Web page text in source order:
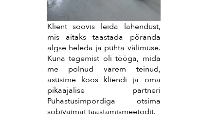
Klient soovis leida lahendust,
mis aitaks taastada põranda
algse heleda ja puhta välimuse.
Kuna tegemist oli tööga, mida
me polnud varem teinud,
asusime koos kliendi ja oma
pikaajalise partneri
Puhastusimpordiga otsima
sobivaimat taastamismeetodit.